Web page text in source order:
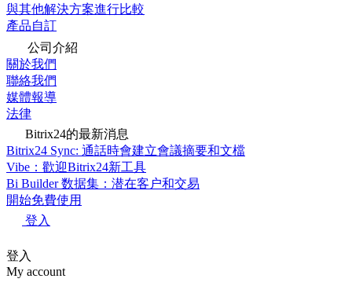
與其他解決方案進行比較
產品自訂
公司介紹
關於我們
聯絡我們
媒體報導
法律
Bitrix24的最新消息
Bitrix24 Sync: 通話時會建立會議摘要和文檔
Vibe：歡迎Bitrix24新工具
Bi Builder 数据集：潜在客户和交易
開始免費使用
登入
登入
My account